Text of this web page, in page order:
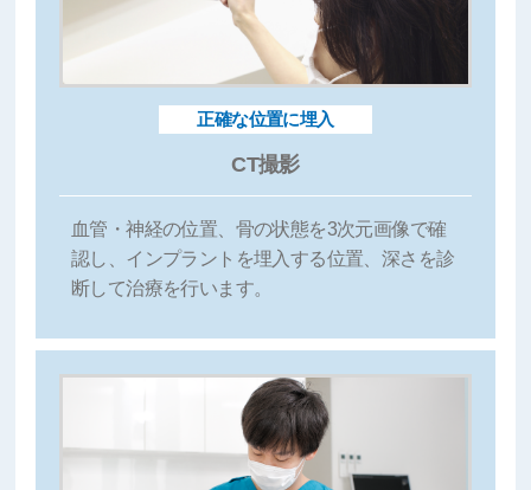
正確な位置に埋入
CT撮影
血管・神経の位置、骨の状態を3次元画像で確
認し、インプラントを埋入する位置、深さを診
断して治療を行います。